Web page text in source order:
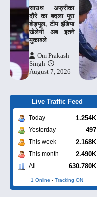
साउथ अफ्रीका
दौरे का बदला पूरा
शेड्यूल, टीम इंडिया
खेलेगी अब इतने
मुकाबले
Om Prakash
Singh
August 7, 2026
Live Traffic Feed
Today 1.254K
Yesterday 497
This week 2.168K
This month 2.490K
All 630.780K
1 Online - Tracking ON